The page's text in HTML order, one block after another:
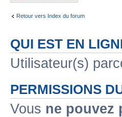
Retour vers Index du forum
QUI EST EN
Utilisateur(s)
PERMISSIONS
Vous ne pouvez